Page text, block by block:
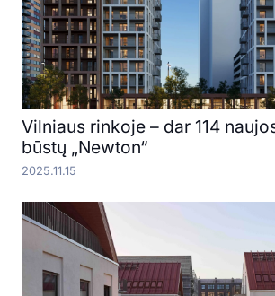
Vilniaus rinkoje – dar 114
būstų „Newton“
2025.11.15